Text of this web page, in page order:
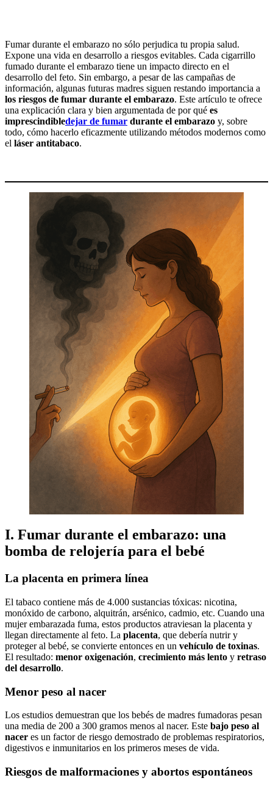
Fumar durante el embarazo no sólo perjudica tu propia salud.
Expone una vida en desarrollo a riesgos evitables. Cada cigarrillo
fumado durante el embarazo tiene un impacto directo en el
desarrollo del feto. Sin embargo, a pesar de las campañas de
información, algunas futuras madres siguen restando importancia a
los riesgos de fumar durante el embarazo. Este artículo te ofrece
una explicación clara y bien argumentada de por qué es
imprescindibledejar de fumar durante el embarazo y, sobre
todo, cómo hacerlo eficazmente utilizando métodos modernos como
el láser antitabaco.
I. Fumar durante el embarazo: una
bomba de relojería para el bebé
La placenta en primera línea
El tabaco contiene más de 4.000 sustancias tóxicas: nicotina,
monóxido de carbono, alquitrán, arsénico, cadmio, etc. Cuando una
mujer embarazada fuma, estos productos atraviesan la placenta y
llegan directamente al feto. La placenta, que debería nutrir y
proteger al bebé, se convierte entonces en un vehículo de toxinas.
El resultado: menor oxigenación, crecimiento más lento y retraso
del desarrollo.
Menor peso al nacer
Los estudios demuestran que los bebés de madres fumadoras pesan
una media de 200 a 300 gramos menos al nacer. Este bajo peso al
nacer es un factor de riesgo demostrado de problemas respiratorios,
digestivos e inmunitarios en los primeros meses de vida.
Riesgos de malformaciones y abortos espontáneos